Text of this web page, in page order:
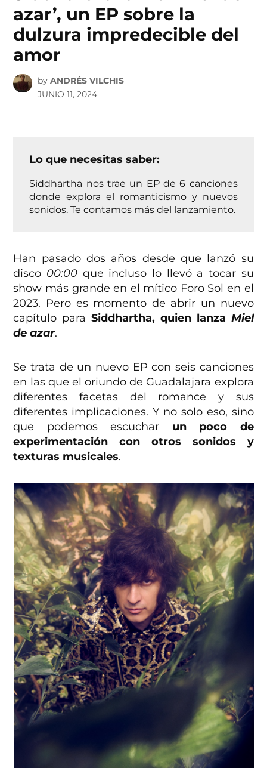
azar’, un EP sobre la
dulzura impredecible del
amor
by ANDRÉS VILCHIS
JUNIO 11, 2024
Lo que necesitas saber:
Siddhartha nos trae un EP de 6 canciones
donde explora el romanticismo y nuevos
sonidos. Te contamos más del lanzamiento.
Han pasado dos años desde que lanzó su
disco 00:00 que incluso lo llevó a tocar su
show más grande en el mítico Foro Sol en el
2023. Pero es momento de abrir un nuevo
capítulo paraSiddhartha, quien lanza Miel
de azar.
Se trata de un nuevo EP con seis canciones
en las que el oriundo de Guadalajara explora
diferentes facetas del romance y sus
diferentes implicaciones. Y no solo eso, sino
que podemos escuchar un poco de
experimentación con otros sonidos y
texturas musicales.